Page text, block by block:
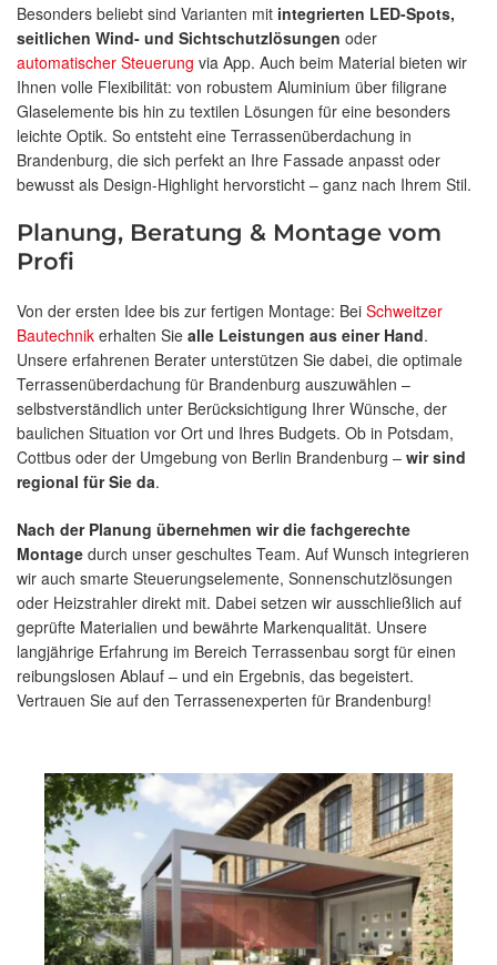
Besonders beliebt sind Varianten mit integrierten LED-Spots,
seitlichen Wind- und Sichtschutzlösungen oder
automatischer Steuerung via App. Auch beim Material bieten wir
Ihnen volle Flexibilität: von robustem Aluminium über filigrane
Glaselemente bis hin zu textilen Lösungen für eine besonders
leichte Optik. So entsteht eine Terrassenüberdachung in
Brandenburg, die sich perfekt an Ihre Fassade anpasst oder
bewusst als Design-Highlight hervorsticht – ganz nach Ihrem Stil.
Planung, Beratung & Montage vom
Profi
Von der ersten Idee bis zur fertigen Montage: Bei Schweitzer
Bautechnik erhalten Sie alle Leistungen aus einer Hand.
Unsere erfahrenen Berater unterstützen Sie dabei, die optimale
Terrassenüberdachung für Brandenburg auszuwählen –
selbstverständlich unter Berücksichtigung Ihrer Wünsche, der
baulichen Situation vor Ort und Ihres Budgets. Ob in Potsdam,
Cottbus oder der Umgebung von Berlin Brandenburg – wir sind
regional für Sie da.
Nach der Planung übernehmen wir die fachgerechte
Montage durch unser geschultes Team. Auf Wunsch integrieren
wir auch smarte Steuerungselemente, Sonnenschutzlösungen
oder Heizstrahler direkt mit. Dabei setzen wir ausschließlich auf
geprüfte Materialien und bewährte Markenqualität. Unsere
langjährige Erfahrung im Bereich Terrassenbau sorgt für einen
reibungslosen Ablauf – und ein Ergebnis, das begeistert.
Vertrauen Sie auf den Terrassenexperten für Brandenburg!